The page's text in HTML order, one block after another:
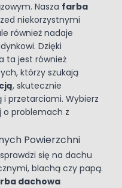
Nasza farba
niekorzystnymi
również nadaje
Dzięki
ta jest również
którzy szukają
, skutecznie
przetarciami. Wybierz
o problemach z
Powierzchni
się na dachu
blachą czy papą.
dachowa